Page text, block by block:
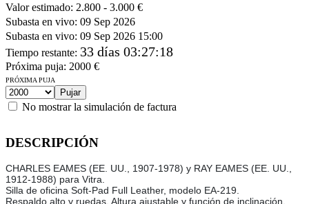
Valor estimado: 2.800 - 3.000 €
Subasta en vivo: 09 Sep 2026
Subasta en vivo: 09 Sep 2026 15:00
Tiempo restante: 33 días 03:27:18
Próxima puja: 2000 €
PRÓXIMA PUJA
No mostrar la simulación de factura
DESCRIPCIÓN
CHARLES EAMES (EE. UU., 1907-1978) y RAY EAMES (EE. UU.,
1912-1988) para Vitra.
Silla de oficina Soft-Pad Full Leather, modelo EA-219.
Respaldo alto y ruedas. Altura ajustable y función de inclinación.